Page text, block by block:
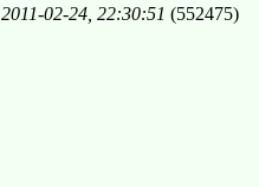
2011-02-24, 22:30:51 (552475)